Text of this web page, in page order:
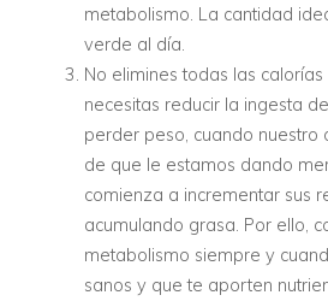
metabolismo. La cantidad
verde al día.
No elimines todas las
necesitas reducir la ingesta
perder peso, cuando nuestro
de que le estamos dando
comienza a incrementar sus
acumulando grasa. Por ello,
metabolismo siempre y
sanos y que te aporten